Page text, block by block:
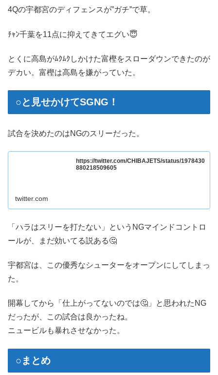
4Qの宇都宮のディフェンスが”ガチ”で草。
ﾁｬﾝ千葉を11点に抑えてきてエグい😇
とくに高島がﾑｸﾑｸしかけた富樫をスローダウンできたのが
デカい。富樫は高島を嫌がっていた。
○と見せかけてSGNG！
試合を決めたのはNGのスリーだった。
https://twitter.com/CHIBAJETS/status/1978430
880218509605
twitter.com
「ハラはスリーを打たない」というNGマインドコントロ
ールが、まだ効いてる説ある🤔
宇都宮は、この優秀なシューターをオープンにしてしまっ
た。
開幕してから「仕上がってないのでは🤔」と思われたNG
だったが、この試合は良かったね。
ニュービルも暴れさせなかった。
○まとめ